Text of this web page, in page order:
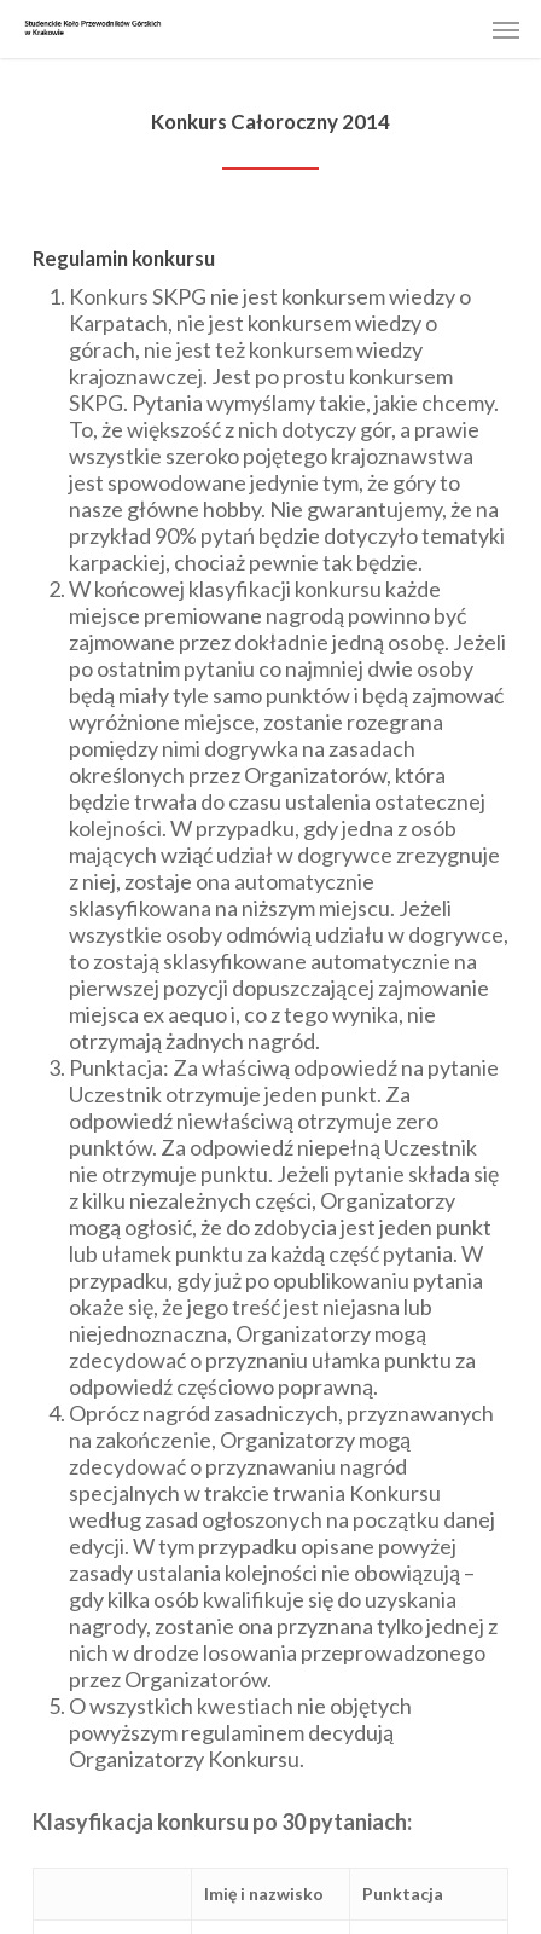
Konkurs Całoroczny 2014
Regulamin konkursu
Konkurs SKPG nie jest konkursem wiedzy o
Karpatach, nie jest konkursem wiedzy o
górach, nie jest też konkursem wiedzy
krajoznawczej. Jest po prostu konkursem
SKPG. Pytania wymyślamy takie, jakie chcemy.
To, że większość z nich dotyczy gór, a prawie
wszystkie szeroko pojętego krajoznawstwa
jest spowodowane jedynie tym, że góry to
nasze główne hobby. Nie gwarantujemy, że na
przykład 90% pytań będzie dotyczyło tematyki
karpackiej, chociaż pewnie tak będzie.
W końcowej klasyfikacji konkursu każde
miejsce premiowane nagrodą powinno być
zajmowane przez dokładnie jedną osobę. Jeżeli
po ostatnim pytaniu co najmniej dwie osoby
będą miały tyle samo punktów i będą zajmować
wyróżnione miejsce, zostanie rozegrana
pomiędzy nimi dogrywka na zasadach
określonych przez Organizatorów, która
będzie trwała do czasu ustalenia ostatecznej
kolejności. W przypadku, gdy jedna z osób
mających wziąć udział w dogrywce zrezygnuje
z niej, zostaje ona automatycznie
sklasyfikowana na niższym miejscu. Jeżeli
wszystkie osoby odmówią udziału w dogrywce,
to zostają sklasyfikowane automatycznie na
pierwszej pozycji dopuszczającej zajmowanie
miejsca ex aequo i, co z tego wynika, nie
otrzymają żadnych nagród.
Punktacja: Za właściwą odpowiedź na pytanie
Uczestnik otrzymuje jeden punkt. Za
odpowiedź niewłaściwą otrzymuje zero
punktów. Za odpowiedź niepełną Uczestnik
nie otrzymuje punktu. Jeżeli pytanie składa się
z kilku niezależnych części, Organizatorzy
mogą ogłosić, że do zdobycia jest jeden punkt
lub ułamek punktu za każdą część pytania. W
przypadku, gdy już po opublikowaniu pytania
okaże się, że jego treść jest niejasna lub
niejednoznaczna, Organizatorzy mogą
zdecydować o przyznaniu ułamka punktu za
odpowiedź częściowo poprawną.
Oprócz nagród zasadniczych, przyznawanych
na zakończenie, Organizatorzy mogą
zdecydować o przyznawaniu nagród
specjalnych w trakcie trwania Konkursu
według zasad ogłoszonych na początku danej
edycji. W tym przypadku opisane powyżej
zasady ustalania kolejności nie obowiązują –
gdy kilka osób kwalifikuje się do uzyskania
nagrody, zostanie ona przyznana tylko jednej z
nich w drodze losowania przeprowadzonego
przez Organizatorów.
O wszystkich kwestiach nie objętych
powyższym regulaminem decydują
Organizatorzy Konkursu.
Klasyfikacja konkursu po 30 pytaniach:
Imię i nazwisko Punktacja